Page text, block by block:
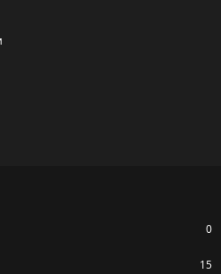
0
15